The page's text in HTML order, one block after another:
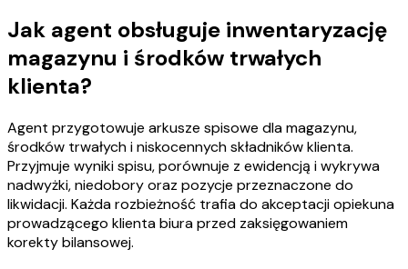
Jak agent obsługuje inwentaryzację
magazynu i środków trwałych
klienta?
Agent przygotowuje arkusze spisowe dla magazynu,
środków trwałych i niskocennych składników klienta.
Przyjmuje wyniki spisu, porównuje z ewidencją i wykrywa
nadwyżki, niedobory oraz pozycje przeznaczone do
likwidacji. Każda rozbieżność trafia do akceptacji opiekuna
prowadzącego klienta biura przed zaksięgowaniem
korekty bilansowej.